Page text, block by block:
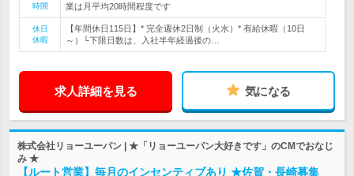
時間
業は月平均20時間程度です
休日
休暇
【年間休日115日】* 完全週休2日制（火水）* 有給休暇（10日
～）└下限日数は、入社半年経過後の…
求人詳細を見る 気になる
株式会社リョーユーパン | ★「リョーユーパン大好きです」のCMでおなじ
み ★
【ルート営業】毎月のインセンティブあり ★佐賀・長崎募集